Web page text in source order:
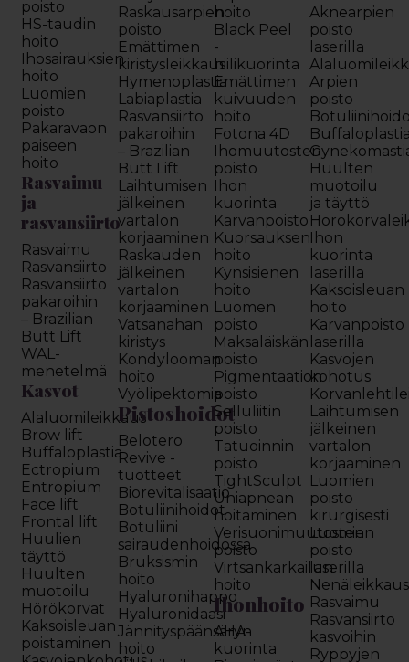
poisto
HS-taudin
hoito
Ihosairauksien
hoito
Luomien
poisto
Pakaravaon
paiseen
hoito
Rasvaimu
ja
rasvansiirto
Rasvaimu
Rasvansiirto
Rasvansiirto
pakaroihin
– Brazilian
Butt Lift
WAL-
menetelmä
Kasvot
Alaluomileikkaus
Brow lift
Buffaloplastia
Ectropium
Entropium
Face lift
Frontal lift
Huulien
täyttö
Huulten
muotoilu
Hörökorvat
Kaksoisleuan
poistaminen
Raskausarpien
poisto
Emättimen
kiristysleikkaus
Hymenoplastia
Labiaplastia
Rasvansiirto
pakaroihin
– Brazilian
Butt Lift
Laihtumisen
jälkeinen
vartalon
korjaaminen
Raskauden
jälkeinen
vartalon
korjaaminen
Vatsanahan
kiristys
Kondylooman
hoito
Vyölipektomia
Pistoshoidot
Belotero
Revive -
tuotteet
Biorevitalisaatio
Botuliinihoidot
Botuliini
sairaudenhoidossa
Bruksismin
hoito
Hyaluronihappo
Hyaluronidaasi
Jännityspäänsäryn
hoito
hoito
Black Peel
-
hiilikuorinta
Emättimen
kuivuuden
hoito
Fotona 4D
Ihomuutosten
poisto
Ihon
kuorinta
Karvanpoisto
Kuorsauksen
hoito
Kynsisienen
hoito
Luomen
poisto
Maksaläiskän
poisto
Pigmentaation
poisto
Selluliitin
poisto
Tatuoinnin
poisto
TightSculpt
Uniapnean
hoitaminen
Verisuonimuutosten
poisto
Virtsankarkailun
hoito
Ihonhoito
AHA-
kuorinta
Aknearpien
poisto
laserilla
Arpien
poisto
Huulten
muotoilu
ja täyttö
Ihon
kuorinta
laserilla
Kaksoisleuan
hoito
Karvanpoisto
laserilla
Kasvojen
kohotus
Laihtumisen
jälkeinen
vartalon
korjaaminen
Luomien
poisto
kirurgisesti
Luomien
poisto
laserilla
Nenäleikkaus
Rasvaimu
Rasvansiirto
kasvoihin
Ryppyjen